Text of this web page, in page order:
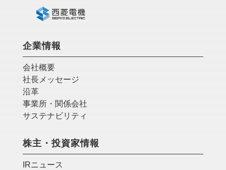
企業情報
会社概要
社長メッセージ
沿革
事業所・関係会社
サステナビリティ
株主・投資家情報
IRニュース